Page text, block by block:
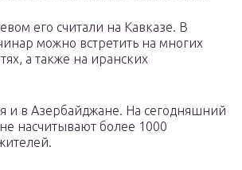
его считали на Кавказе. В
можно встретить на многих
а также на иранских
и в Азербайджане. На сегодняшний
насчитывают более 1000